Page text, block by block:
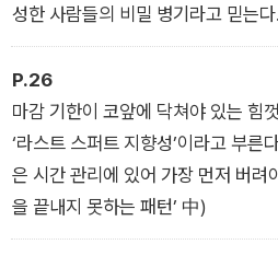
성한 사람들의 비밀 병기라고 믿는
P.26
마감 기한이 코앞에 닥쳐야 있는 힘
‘라스트 스퍼트 지향성’이라고 부른
은 시간 관리에 있어 가장 먼저 버려
을 끝내지 못하는 패턴’ 中)